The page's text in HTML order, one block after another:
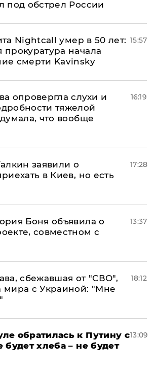
под обстрел России
Nightcall умер в 50 лет:
прокуратура начала
смерти Kavinsky
15:57
опровергла слухи и
тяжелой
что вообще
16:19
заявили о
в Киев, но есть
17:28
Боня объявила о
совместном с
13:37
сбежавшая от "СВО",
мира с Украиной: "Мне
18:12
обратилась к Путину с
будет хлеба – не будет
13:09